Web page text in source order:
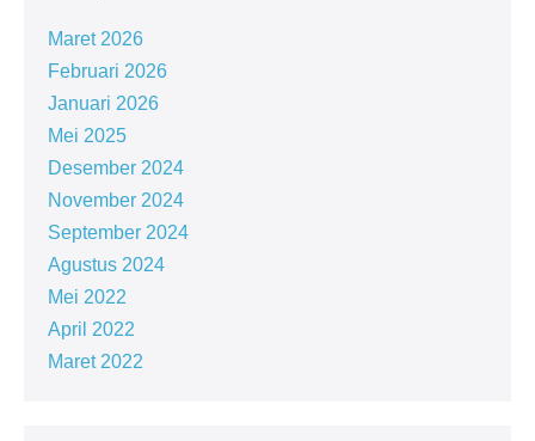
Maret 2026
Februari 2026
Januari 2026
Mei 2025
Desember 2024
November 2024
September 2024
Agustus 2024
Mei 2022
April 2022
Maret 2022